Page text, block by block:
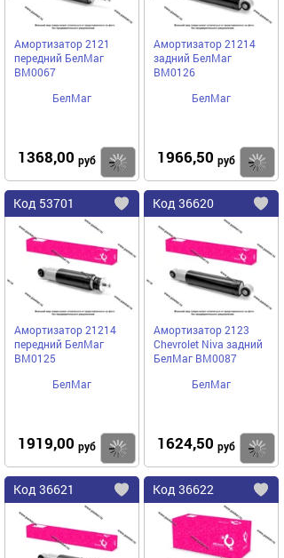
Амортизатор 2121
передний БелМаг
BM0067
БелМаг
1368,00 руб Купить
Амортизатор 21214
задний БелМаг
BM0126
БелМаг
1966,50 руб
Код 53701
Добавить
избранное
Амортизатор 21214
передний БелМаг
BM0125
БелМаг
1919,00 руб Купить
Код 36620
Амортизатор 2123
Chevrolet Niva задний
БелМаг BM0087
БелМаг
1624,50 руб
Код 36621
Добавить
избранное
Код 36622